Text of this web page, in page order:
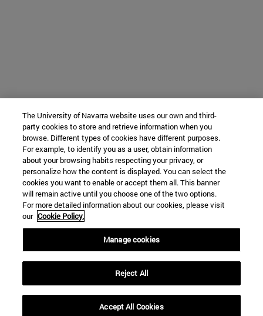
The University of Navarra website uses our own and third-
party cookies to store and retrieve information when you
browse. Different types of cookies have different purposes.
For example, to identify you as a user, obtain information
about your browsing habits respecting your privacy, or
personalize how the content is displayed. You can select the
cookies you want to enable or accept them all. This banner
will remain active until you choose one of the two options.
For more detailed information about our cookies, please visit
our Cookie Policy.
Manage cookies
Reject All
Accept All Cookies